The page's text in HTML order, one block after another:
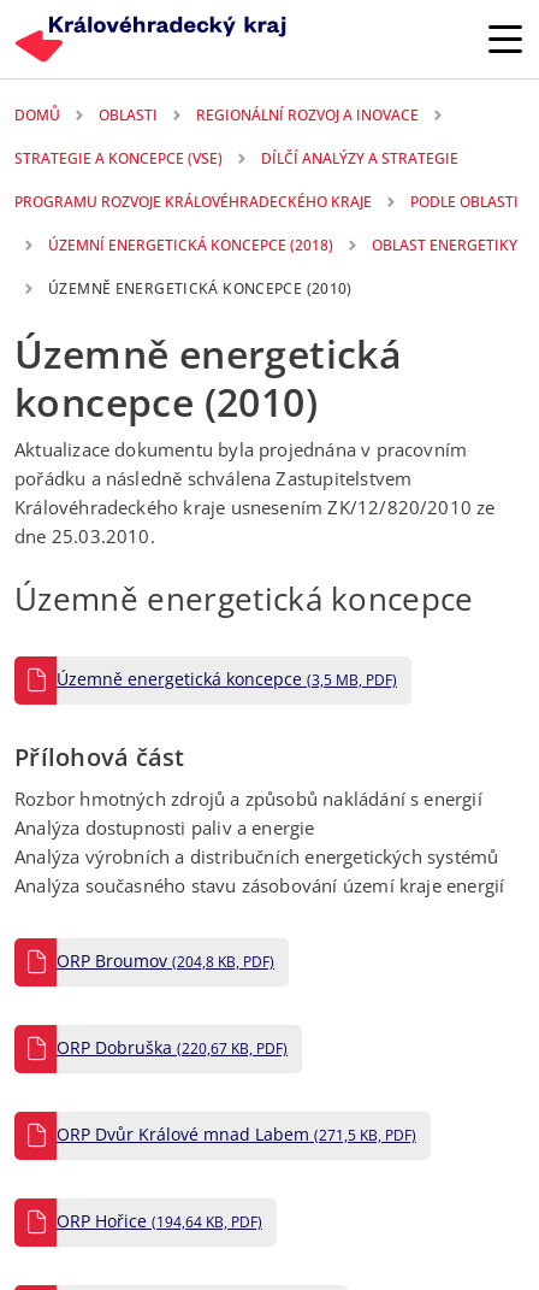
DOMŮ OBLASTI REGIONÁLNÍ ROZVOJ A INOVACE
STRATEGIE A KONCEPCE (VSE) DÍLČÍ ANALÝZY A STRATEGIE
PROGRAMU ROZVOJE KRÁLOVÉHRADECKÉHO KRAJE PODLE OBLASTI
ÚZEMNÍ ENERGETICKÁ KONCEPCE (2018) OBLAST ENERGETIKY
ÚZEMNĚ ENERGETICKÁ KONCEPCE (2010)
Územně energetická
koncepce (2010)
Aktualizace dokumentu byla projednána v pracovním
pořádku a následně schválena Zastupitelstvem
Královéhradeckého kraje usnesením ZK/12/820/2010 ze
dne 25.03.2010.
Územně energetická koncepce
Územně energetická koncepce (3,5 MB, PDF)
Přílohová část
Rozbor hmotných zdrojů a způsobů nakládání s energií
Analýza dostupnosti paliv a energie
Analýza výrobních a distribučních energetických systémů
Analýza současného stavu zásobování území kraje energií
ORP Broumov (204,8 KB, PDF)
ORP Dobruška (220,67 KB, PDF)
ORP Dvůr Králové mnad Labem (271,5 KB, PDF)
ORP Hořice (194,64 KB, PDF)